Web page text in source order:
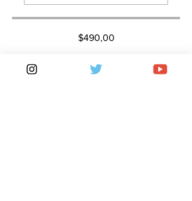
$490,00
Hemen Katıl